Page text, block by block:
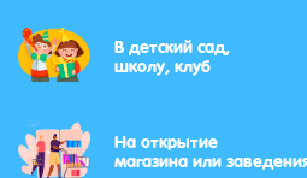
В детский сад,
школу, клуб
На открытие
магазина или